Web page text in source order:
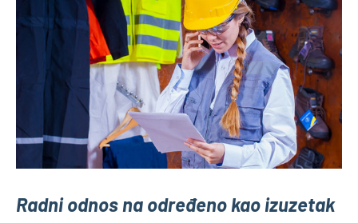
Radni odnos na određeno kao izuzetak